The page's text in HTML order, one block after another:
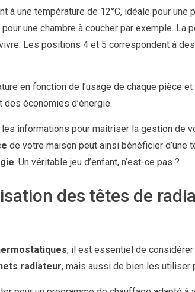
à une température de 12°C, idéale pour une
une chambre à coucher par exemple. La
Les positions 4 et 5 correspondent à
en fonction de l’usage de chaque pièce
économies d’énergie.
informations pour maîtriser la gestion de
de votre maison peut ainsi bénéficier d’une
. Un véritable jeu d’enfant, n’est-ce pas ?
des têtes de
, il est essentiel de
radiateur, mais aussi de bien les utiliser